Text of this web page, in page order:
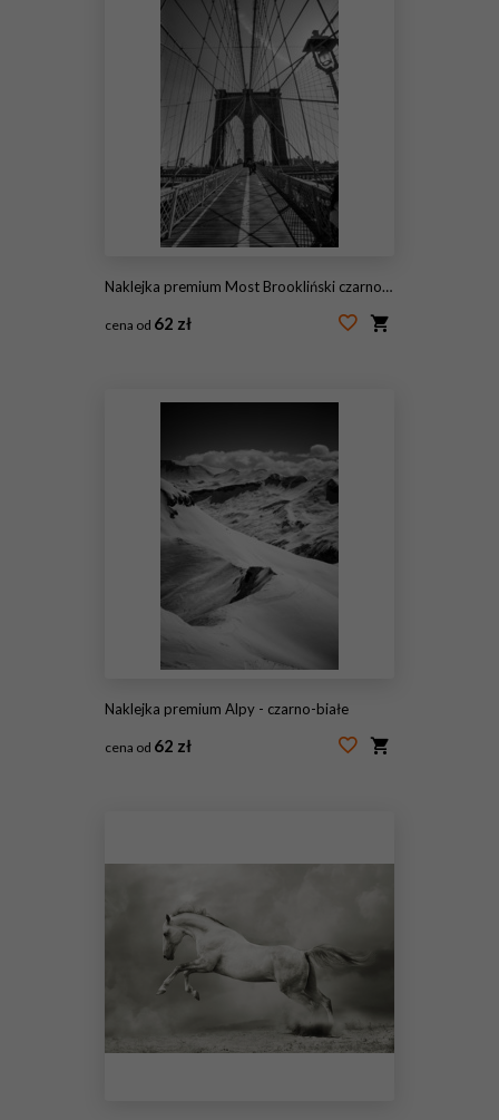
Naklejka premium Most Brookliński czarno-biały
cena od 62 zł
Naklejka premium Alpy - czarno-białe
cena od 62 zł